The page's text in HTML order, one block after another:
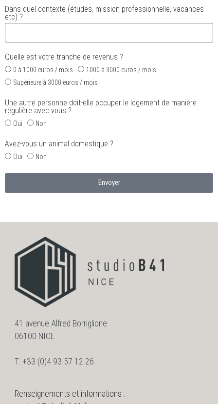
Dans quel contexte (études, mission professionnelle, vacances
etc) ?
Quelle est votre tranche de revenus ?
0 à 1000 euros / mois
1000 à 3000 euros / mois
Supérieure à 3000 euros / mois
Une autre personne doit-elle occuper le logement de manière
régulière avec vous ?
Oui Non
Avez-vous un animal domestique ?
Oui Non
Envoyer
41 avenue Alfred Borriglione
06100 NICE
T: +33 (0)4 93 57 12 26
Renseignements et informations :